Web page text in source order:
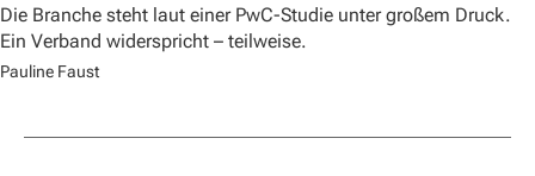
Die Branche steht laut einer PwC-Studie unter großem Druck.
Ein Verband widerspricht – teilweise.
Pauline Faust